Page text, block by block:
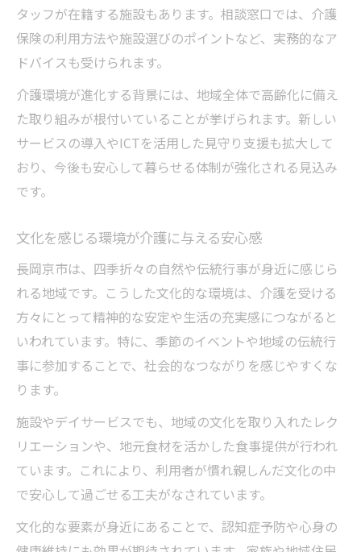
タッフが在籍する施設もあります。相談窓口では、介護
保険の利用方法や施設選びのポイントなど、実務的なア
ドバイスも受けられます。
介護環境が進化する背景には、地域全体で高齢化に備え
た取り組みが根付いていることが挙げられます。新しい
サービスの導入やICTを活用した見守り支援も拡大して
おり、今後も安心して暮らせる体制が強化される見込み
です。
文化を感じる環境が介護に与える安心感
長岡京市は、四季折々の自然や伝統行事が身近に感じら
れる地域です。こうした文化的な環境は、介護を受ける
方々にとって精神的な安定や生活の充実感につながると
いわれています。特に、季節のイベントや地域の伝統行
事に参加することで、社会的なつながりを感じやすくな
ります。
施設やデイサービスでも、地域の文化を取り入れたレク
リエーションや、地元食材を活かした食事提供が行われ
ています。これにより、利用者が慣れ親しんだ文化の中
で安心して過ごせる工夫がなされています。
文化的な要素が身近にあることで、認知症予防や心身の